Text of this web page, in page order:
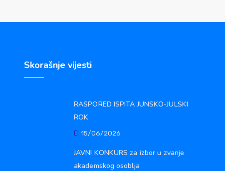
Skorašnje vijesti
RASPORED ISPITA JUNSKO-JULSKI
ROK
15/06/2026
JAVNI KONKURS za izbor u zvanje
akademskog osoblja